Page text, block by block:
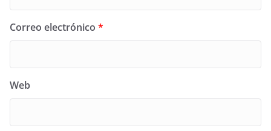
Correo electrónico *
Web